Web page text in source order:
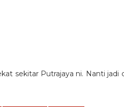
sekitar Putrajaya ni. Nanti jadi